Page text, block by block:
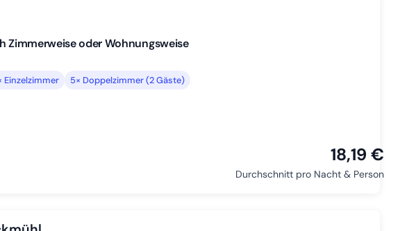
Zimmerweise oder Wohnungsweise
Einzelzimmer
5× Doppelzimmer (2 Gäste)
18,19 €
Durchschnitt pro Nacht & Person